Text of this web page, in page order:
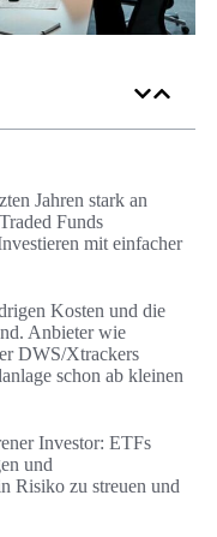
Jahren stark an
Funds
mit einfacher
Kosten und die
Anbieter wie
DWS/Xtrackers
schon ab kleinen
Investor: ETFs
und
Risiko zu streuen und